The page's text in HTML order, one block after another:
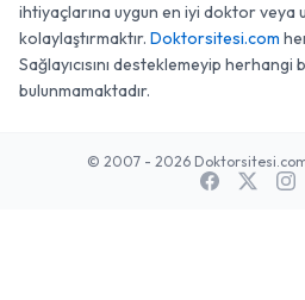
ihtiyaçlarına uygun en iyi doktor veya
kolaylaştırmaktır. Doktorsitesi.com
Sağlayıcısını desteklemeyip
bulunmamaktadır.
© 2007 - 2026 Doktorsitesi.com.